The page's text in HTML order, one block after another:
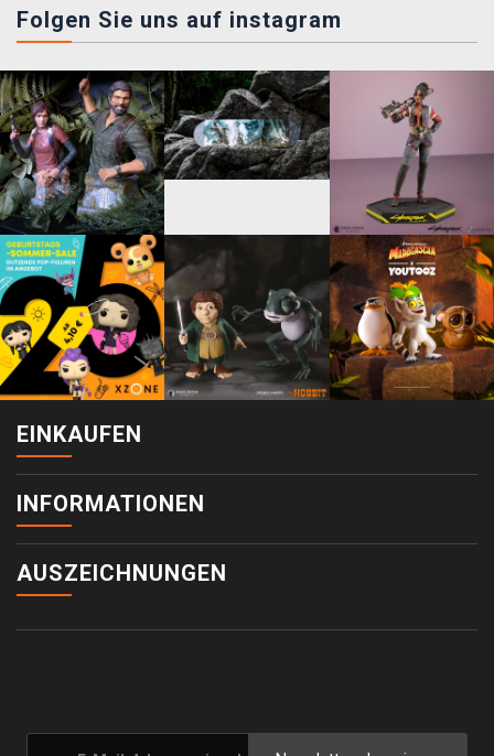
Folgen Sie uns auf instagram
EINKAUFEN
INFORMATIONEN
AUSZEICHNUNGEN